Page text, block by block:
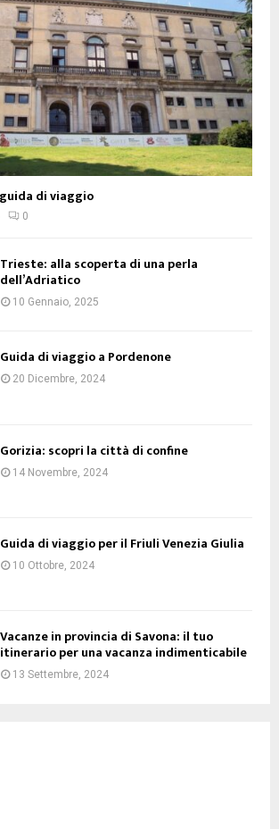
di viaggio
0
Trieste: alla scoperta di una perla
dell’Adriatico
10 Gennaio, 2025
Guida di viaggio a Pordenone
20 Dicembre, 2024
Gorizia: scopri la città di confine
14 Novembre, 2024
Guida di viaggio per il Friuli Venezia Giulia
10 Ottobre, 2024
Vacanze in provincia di Savona: il tuo
itinerario per una vacanza indimenticabile
13 Settembre, 2024